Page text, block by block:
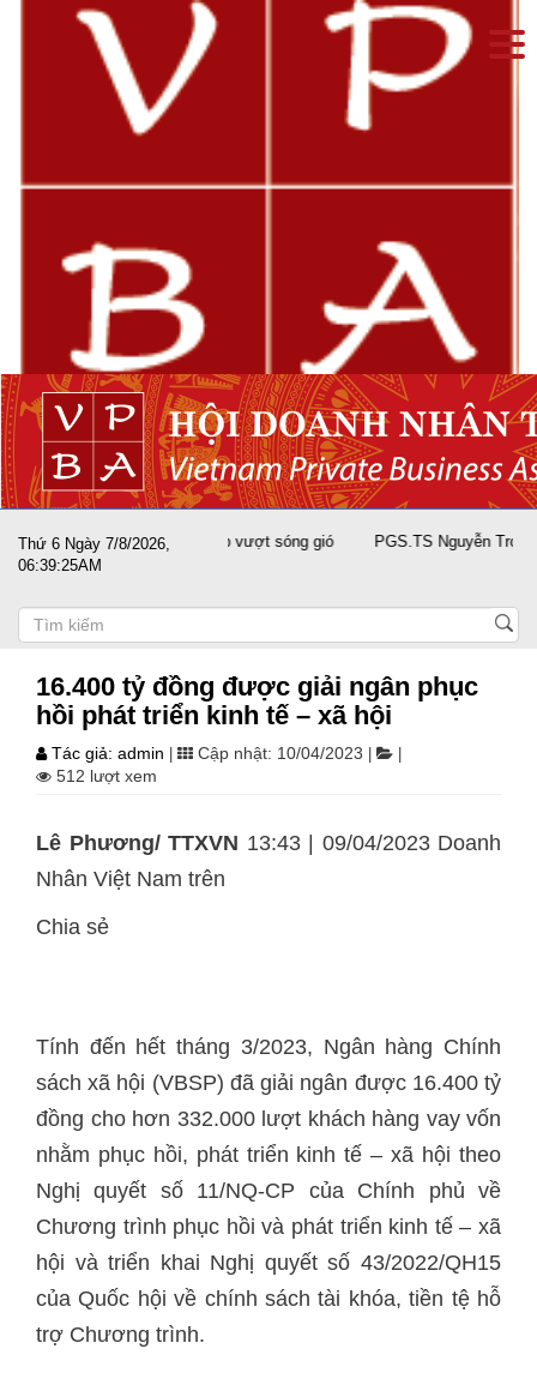
Thứ 6 Ngày 7/8/2026,
06:39:26AM
cánh cùng doanh nghiệp vượt sóng gió PGS.TS Nguyễn Trọng
16.400 tỷ đồng được giải ngân phục
hồi phát triển kinh tế – xã hội
Tác giả: admin Cập nhật: 10/04/2023
512 lượt xem
Lê Phương/ TTXVN 13:43 | 09/04/2023 Doanh
Nhân Việt Nam trên
Chia sẻ
Tính đến hết tháng 3/2023, Ngân hàng Chính
sách xã hội (VBSP) đã giải ngân được 16.400 tỷ
đồng cho hơn 332.000 lượt khách hàng vay vốn
nhằm phục hồi, phát triển kinh tế – xã hội theo
Nghị quyết số 11/NQ-CP của Chính phủ về
Chương trình phục hồi và phát triển kinh tế – xã
hội và triển khai Nghị quyết số 43/2022/QH15
của Quốc hội về chính sách tài khóa, tiền tệ hỗ
trợ Chương trình.